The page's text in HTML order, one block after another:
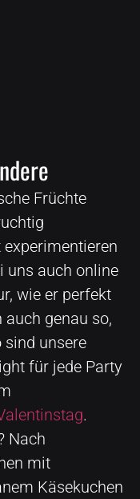
Früchte
uns auch online
wie er perfekt
genau so,
sind unsere
für jede Party
.
Nach
mit
Käsekuchen